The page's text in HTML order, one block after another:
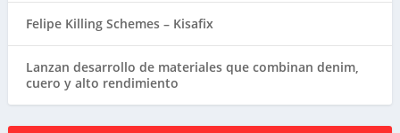
Felipe Killing Schemes – Kisafix
Lanzan desarrollo de materiales que combinan denim,
cuero y alto rendimiento